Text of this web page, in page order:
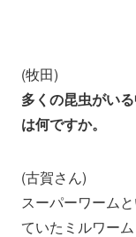
(牧田)
多くの昆虫がい
は何ですか。
(古賀さん)
スーパーワーム
ていたミルワー